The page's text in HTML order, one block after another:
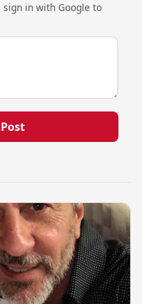
in with Google to